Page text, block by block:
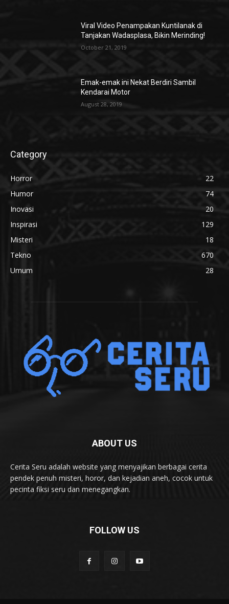
Viral Video Penampakan Kuntilanak di
Tanjakan Wadasplasa, Bikin Merinding!
October 21, 2019
Emak-emak ini Nekat Berdiri Sambil
Kendarai Motor
August 28, 2019
Category
Horror
22
Humor
74
Inovasi
20
Inspirasi
129
Misteri
18
Tekno
670
Umum
28
ABOUT US
Cerita Seru adalah website yang menyajikan berbagai cerita
pendek penuh misteri, horor, dan kejadian aneh, cocok untuk
pecinta fiksi seru dan menegangkan.
FOLLOW US